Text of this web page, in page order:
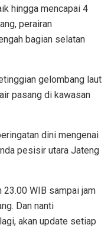
hingga mencapai 4
perairan
bagian selatan
gelombang laut
pasang di kawasan
dini mengenai
pesisir utara Jateng
23.00 WIB sampai jam
Dan nanti
akan update setiap